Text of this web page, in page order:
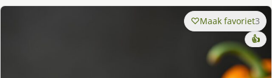
Maak favoriet3
👍